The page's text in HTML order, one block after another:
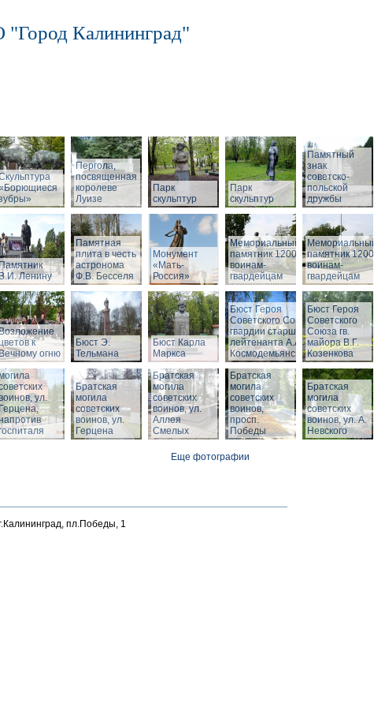
"Город Калининград"
Пергола,
посвященная
королеве
Луизе
Парк
скульптур
Парк
скульптур
Памятный
знак
советско-
польской
дружбы
В.И. Ленину
Памятная
плита в честь
астронома
Ф.В. Бесселя
Монумент
«Мать-
Россия»
Мемориальный
памятник 1200
воинам-
гвардейцам
Мемориальный
памятник 1200
воинам-
гвардейцам
к
Вечному огню
Бюст Э.
Тельмана
Бюст Карла
Маркса
Бюст Героя
Советского Союза
гвардии старшего
лейтенанта А.А.
Космодемьянского
Бюст Героя
Советского
Союза гв.
майора В.Г.
Козенкова
ул.
Герцена,
Братская
могила
советских
воинов, ул.
Герцена
Братская
могила
советских
воинов, ул.
Аллея
Смелых
Братская
могила
советских
воинов,
просп.
Победы
Братская
могила
советских
воинов, ул. А.
Невского
Еще фотографии
пл.Победы, 1